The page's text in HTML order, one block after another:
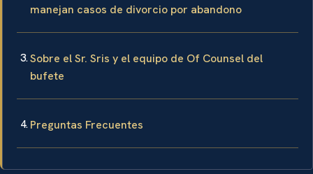
manejan casos de divorcio por abandono
Sobre el Sr. Sris y el equipo de Of Counsel del
bufete
Preguntas Frecuentes